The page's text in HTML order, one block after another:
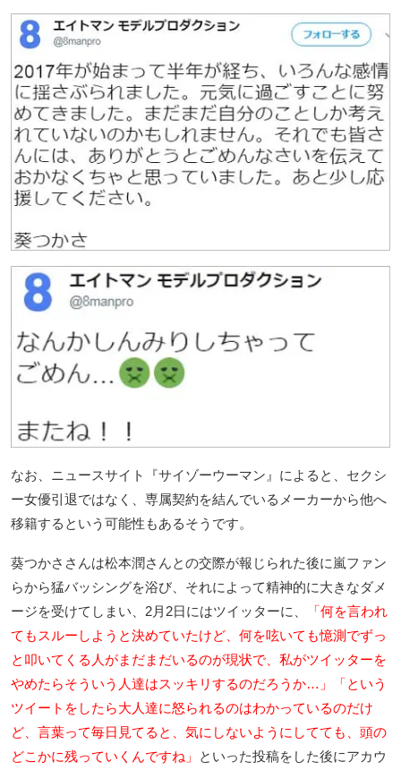
なお、ニュースサイト『サイゾーウーマン』によると、セクシ
ー女優引退ではなく、専属契約を結んでいるメーカーから他へ
移籍するという可能性もあるそうです。
葵つかささんは松本潤さんとの交際が報じられた後に嵐ファン
らから猛バッシングを浴び、それによって精神的に大きなダメ
ージを受けてしまい、2月2日にはツイッターに、
「何を言われ
てもスルーしようと決めていたけど、何を呟いても憶測でずっ
と叩いてくる人がまだまだいるのが現状で、私がツイッターを
やめたらそういう人達はスッキリするのだろうか…」「という
ツイートをしたら大人達に怒られるのはわかっているのだけ
ど、言葉って毎日見てると、気にしないようにしてても、頭の
どこかに残っていくんですね」
といった投稿をした後にアカウ